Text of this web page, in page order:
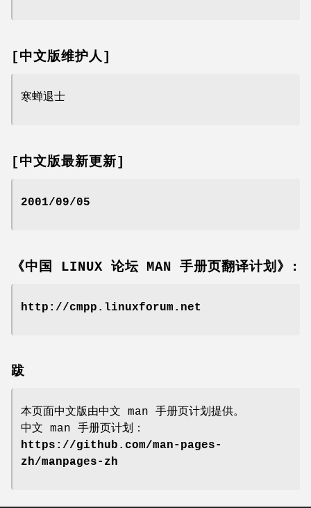
[中文版维护人]
寒蝉退士
[中文版最新更新]
2001/09/05
《中国 LINUX 论坛 MAN 手册页翻译计划》:
http://cmpp.linuxforum.net
跋
本页面中文版由中文 man 手册页计划提供。
中文 man 手册页计划：
https://github.com/man-pages-
zh/manpages-zh